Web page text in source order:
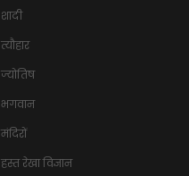
शादी
त्यौहार
ज्योतिष
भगवान
मंदिरों
हस्त रेखा विज्ञान